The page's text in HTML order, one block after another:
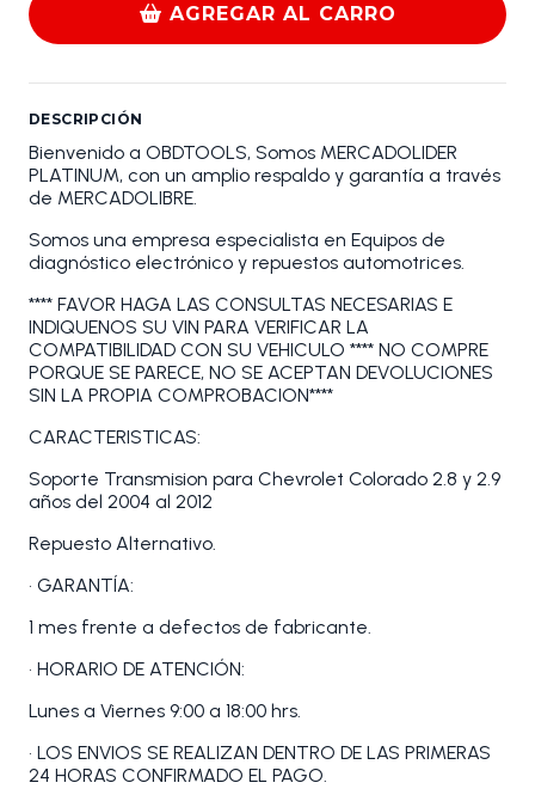
AGREGAR AL CARRO
DESCRIPCIÓN
Bienvenido a OBDTOOLS, Somos MERCADOLIDER
PLATINUM, con un amplio respaldo y garantía a través
de MERCADOLIBRE.
Somos una empresa especialista en Equipos de
diagnóstico electrónico y repuestos automotrices.
**** FAVOR HAGA LAS CONSULTAS NECESARIAS E
INDIQUENOS SU VIN PARA VERIFICAR LA
COMPATIBILIDAD CON SU VEHICULO **** NO COMPRE
PORQUE SE PARECE, NO SE ACEPTAN DEVOLUCIONES
SIN LA PROPIA COMPROBACION****
CARACTERISTICAS:
Soporte Transmision para Chevrolet Colorado 2.8 y 2.9
años del 2004 al 2012
Repuesto Alternativo.
• GARANTÍA:
1 mes frente a defectos de fabricante.
• HORARIO DE ATENCIÓN:
Lunes a Viernes 9:00 a 18:00 hrs.
• LOS ENVIOS SE REALIZAN DENTRO DE LAS PRIMERAS
24 HORAS CONFIRMADO EL PAGO.